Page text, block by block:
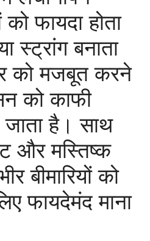
फायदा होता
स्ट्रांग बनाता
को मजबूत करने
को काफी
जाता है। साथ
और मस्तिष्क
बीमारियों को
फायदेमंद माना